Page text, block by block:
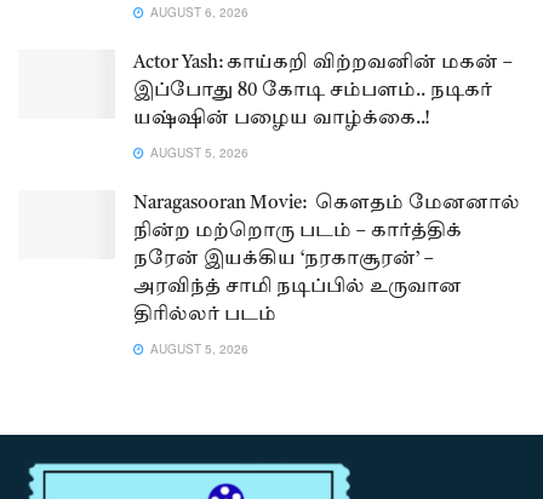
AUGUST 6, 2026
Actor Yash: காய்கறி விற்றவனின் மகன் –
இப்போது 80 கோடி சம்பளம்.. நடிகர்
யஷ்ஷின் பழைய வாழ்க்கை..!
AUGUST 5, 2026
Naragasooran Movie: கௌதம் மேனனால்
நின்ற மற்றொரு படம் – கார்த்திக்
நரேன் இயக்கிய ‘நரகாசூரன்’ –
அரவிந்த் சாமி நடிப்பில் உருவான
திரில்லர் படம்
AUGUST 5, 2026